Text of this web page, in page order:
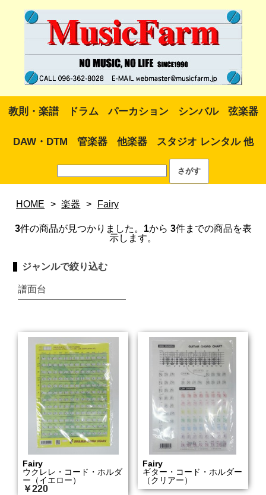
教則・楽譜 ドラム パーカション シンバル 弦楽器
DAW・DTM 管楽器 他楽器 スタジオ レンタル 他
HOME > 楽器 > Fairy
3件の商品が見つかりました。 1から 3件までの商品を表
示します。
ジャンルで絞り込む
譜面台
Fairy
ウクレレ・コード・ホルダ
ー（イエロー）
￥220
Fairy
ギター・コード・ホルダー
（クリアー）